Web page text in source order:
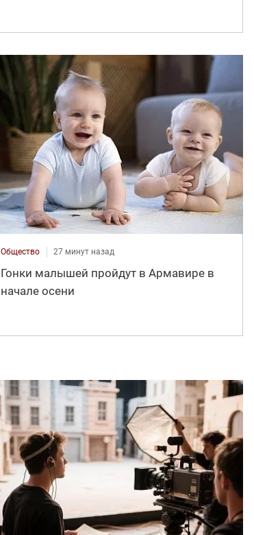
Общество 27 минут назад
Гонки малышей пройдут в Армавире в
начале осени